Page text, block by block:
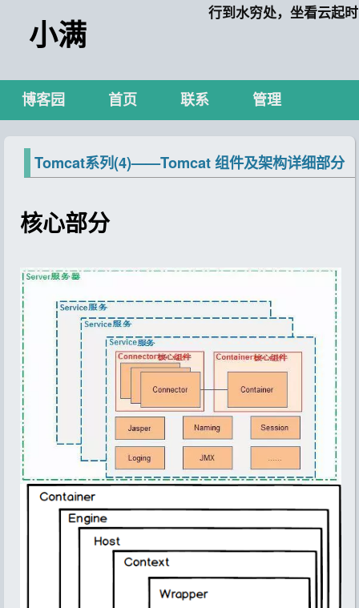
小满
行到水穷处，坐看云起时
博客园 首页 联系 管理
Tomcat系列(4)——Tomcat 组件及架构详细部分
核心部分